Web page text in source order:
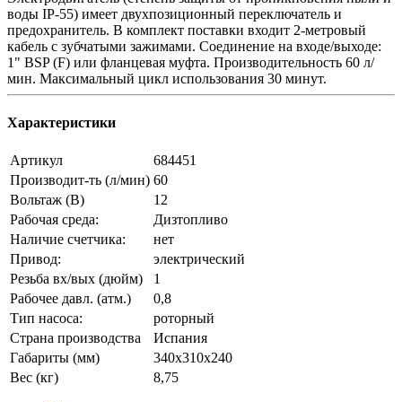
воды IP-55) имеет двухпозиционный переключатель и
предохранитель. В комплект поставки входит 2-метровый
кабель с зубчатыми зажимами. Соединение на входе/выходе:
1" BSP (F) или фланцевая муфта. Производительность 60 л/
мин. Максимальный цикл использования 30 минут.
Характеристики
Артикул
684451
Производит-ть (л/мин) 60
Вольтаж (В)
12
Рабочая среда:
Дизтопливо
Наличие счетчика:
нет
Привод:
электрический
Резьба вх/вых (дюйм)
1
Рабочее давл. (атм.)
0,8
Тип насоса:
роторный
Страна производства
Испания
Габариты (мм)
340х310х240
Вес (кг)
8,75